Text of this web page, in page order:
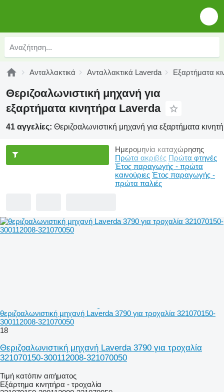
Ανταλλακτικά Ανταλλακτικά Laverda Εξαρτήματα
Θεριζοαλωνιστική μηχανή για
εξαρτήματα κινητήρα Laverda
41 αγγελίες: Θεριζοαλωνιστική μηχανή για εξαρτήματα
Ημερομηνία καταχώρησης
Πρώτα ακριβές Πρώτα φτηνές
Έτος παραγωγής - πρώτα
καινούριες Έτος παραγωγής -
πρώτα παλιές
θεριζοαλωνιστική μηχανή Laverda 3790 για τροχαλία 321070150-
300112008-321070050
18
Θεριζοαλωνιστική μηχανή Laverda 3790 για τροχαλία
321070150-300112008-321070050
Τιμή κατόπιν αιτήματος
Εξάρτημα κινητήρα - τροχαλία